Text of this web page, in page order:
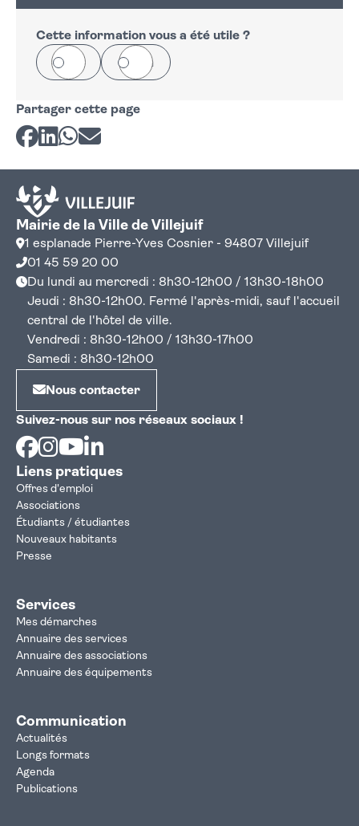
Cette information vous a été utile ?
Oui Non
Partager cette page
Partager sur Facebook
Partager sur LinkedIn
Partager sur Whatsapp
Partager par courriel
Mairie de la Ville de Villejuif
1 esplanade Pierre-Yves Cosnier - 94807 Villejuif
01 45 59 20 00
Du lundi au mercredi : 8h30-12h00 / 13h30-18h00
Jeudi : 8h30-12h00. Fermé l'après-midi, sauf l'accueil
central de l'hôtel de ville.
Vendredi : 8h30-12h00 / 13h30-17h00
Samedi : 8h30-12h00
Nous contacter
Suivez-nous sur nos réseaux sociaux !
Facebook
Instagram
Youtube
Liens pratiques
Offres d'emploi
Associations
Étudiants / étudiantes
Nouveaux habitants
Presse
Services
Mes démarches
Annuaire des services
Annuaire des associations
Annuaire des équipements
Communication
Actualités
Longs formats
Agenda
Publications